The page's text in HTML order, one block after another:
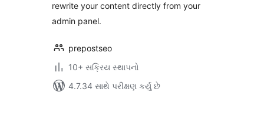
rewrite your content directly from your
admin panel.
prepostseo
10+ સક્રિય સ્થાપનો
4.7.34 સાથે પરીક્ષણ કર્યું છે